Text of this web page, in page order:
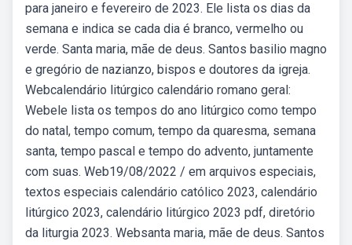
para janeiro e fevereiro de 2023. Ele lista os dias da
semana e indica se cada dia é branco, vermelho ou
verde. Santa maria, mãe de deus. Santos basilio magno
e gregório de nazianzo, bispos e doutores da igreja.
Webcalendário litúrgico calendário romano geral:
Webele lista os tempos do ano litúrgico como tempo
do natal, tempo comum, tempo da quaresma, semana
santa, tempo pascal e tempo do advento, juntamente
com suas. Web19/08/2022 / em arquivos especiais,
textos especiais calendário católico 2023, calendário
litúrgico 2023, calendário litúrgico 2023 pdf, diretório
da liturgia 2023. Websanta maria, mãe de deus. Santos